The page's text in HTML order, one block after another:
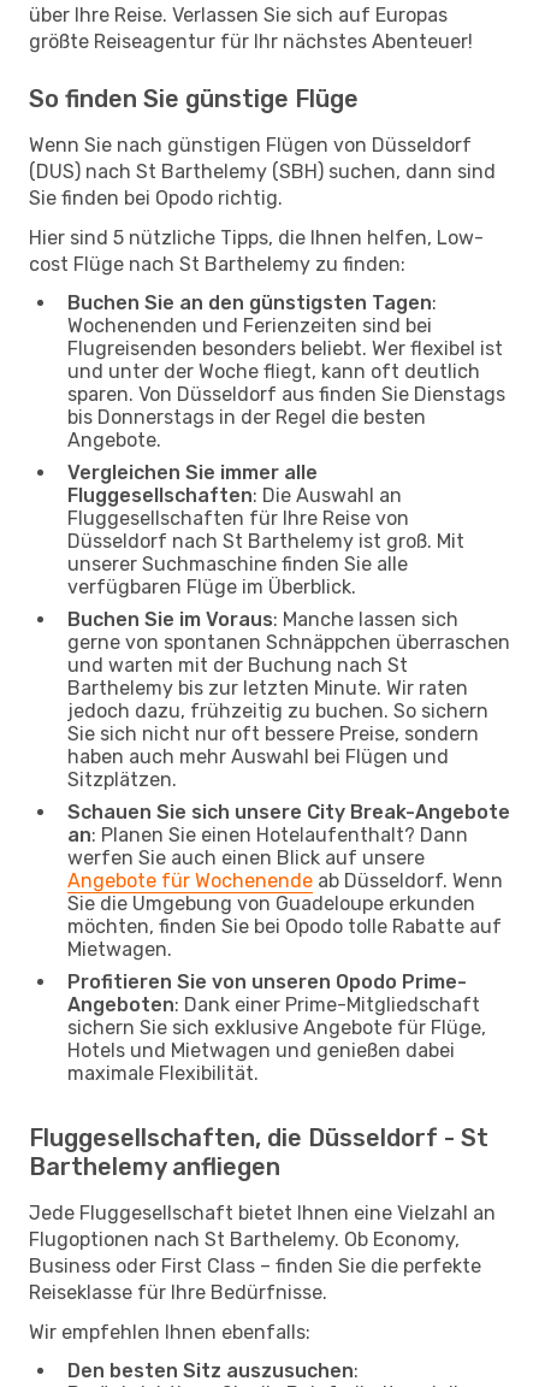
über Ihre Reise. Verlassen Sie sich auf Europas
größte Reiseagentur für Ihr nächstes Abenteuer!
So finden Sie günstige Flüge
Wenn Sie nach günstigen Flügen von Düsseldorf
(DUS) nach St Barthelemy (SBH) suchen, dann sind
Sie finden bei Opodo richtig.
Hier sind 5 nützliche Tipps, die Ihnen helfen, Low-
cost Flüge nach St Barthelemy zu finden:
Buchen Sie an den günstigsten Tagen:
Wochenenden und Ferienzeiten sind bei
Flugreisenden besonders beliebt. Wer flexibel ist
und unter der Woche fliegt, kann oft deutlich
sparen. Von Düsseldorf aus finden Sie Dienstags
bis Donnerstags in der Regel die besten
Angebote.
Vergleichen Sie immer alle
Fluggesellschaften: Die Auswahl an
Fluggesellschaften für Ihre Reise von
Düsseldorf nach St Barthelemy ist groß. Mit
unserer Suchmaschine finden Sie alle
verfügbaren Flüge im Überblick.
Buchen Sie im Voraus: Manche lassen sich
gerne von spontanen Schnäppchen überraschen
und warten mit der Buchung nach St
Barthelemy bis zur letzten Minute. Wir raten
jedoch dazu, frühzeitig zu buchen. So sichern
Sie sich nicht nur oft bessere Preise, sondern
haben auch mehr Auswahl bei Flügen und
Sitzplätzen.
Schauen Sie sich unsere City Break-Angebote
an: Planen Sie einen Hotelaufenthalt? Dann
werfen Sie auch einen Blick auf unsere
Angebote für Wochenende ab Düsseldorf. Wenn
Sie die Umgebung von Guadeloupe erkunden
möchten, finden Sie bei Opodo tolle Rabatte auf
Mietwagen.
Profitieren Sie von unseren Opodo Prime-
Angeboten: Dank einer Prime-Mitgliedschaft
sichern Sie sich exklusive Angebote für Flüge,
Hotels und Mietwagen und genießen dabei
maximale Flexibilität.
Fluggesellschaften, die Düsseldorf - St
Barthelemy anfliegen
Jede Fluggesellschaft bietet Ihnen eine Vielzahl an
Flugoptionen nach St Barthelemy. Ob Economy,
Business oder First Class – finden Sie die perfekte
Reiseklasse für Ihre Bedürfnisse.
Wir empfehlen Ihnen ebenfalls:
Den besten Sitz auszusuchen: